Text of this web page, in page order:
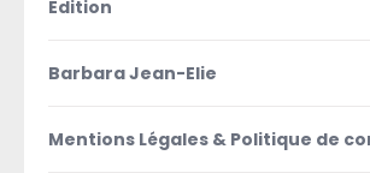
Edition
Barbara Jean-Elie
Mentions Légales & Politique de